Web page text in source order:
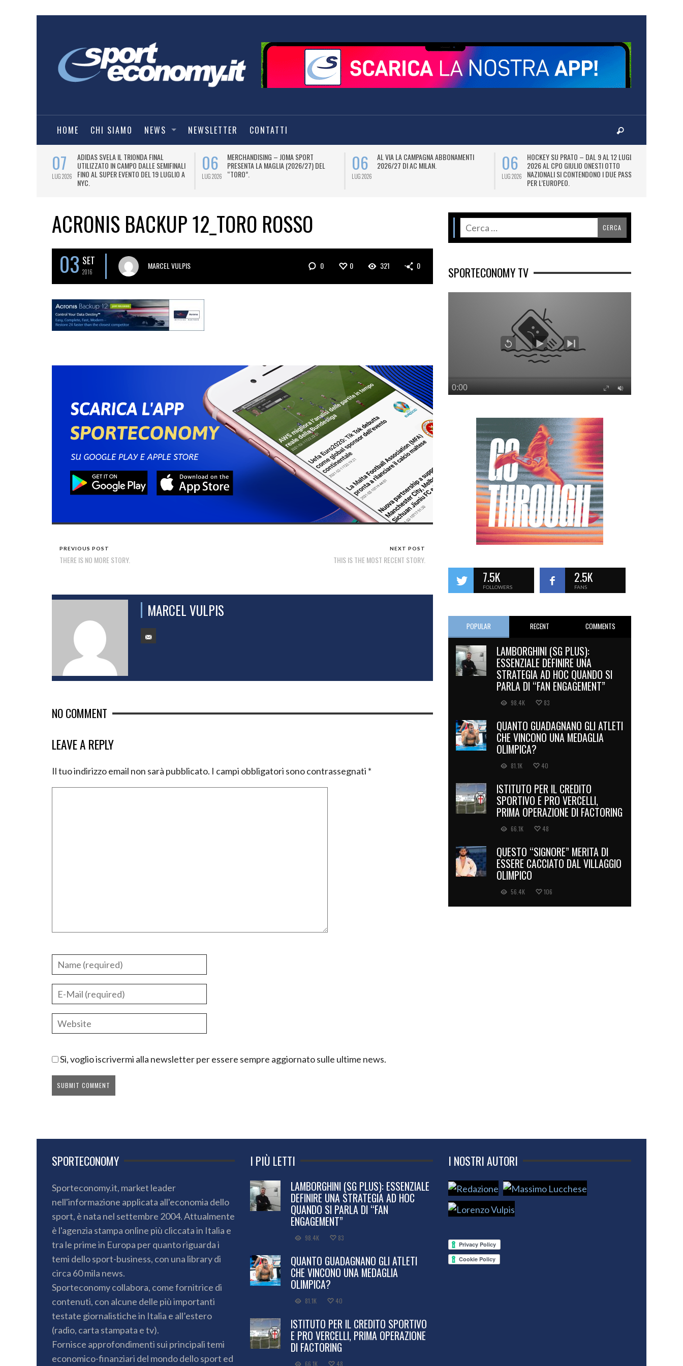
HOME CHI SIAMO NEWS NEWSLETTER CONTATTI
07
LUG 2026
ADIDAS SVELA IL TRIONDA FINAL
UTILIZZATO IN CAMPO DALLE SEMIFINALI
FINO AL SUPER EVENTO DEL 19 LUGLIO A
NYC.
06
LUG 2026
MERCHANDISING – JOMA SPORT
PRESENTA LA MAGLIA (2026/27) DEL
“TORO”.
06
LUG 2026
AL VIA LA CAMPAGNA ABBONAMENTI
2026/27 DI AC MILAN.
06
LUG 2026
HOCKEY SU PRATO – DAL 9 AL 12 LUGLIO
2026 AL CPO GIULIO ONESTI OTTO
NAZIONALI SI CONTENDONO I DUE PASS
PER L’EUROPEO.
ACRONIS BACKUP 12_TORO ROSSO
03 SET
2016
MARCEL VULPIS 0 0 321 0
PREVIOUS POST
THERE IS NO MORE STORY.
NEXT POST
THIS IS THE MOST RECENT STORY.
MARCEL VULPIS
NO COMMENT
LEAVE A REPLY
Il tuo indirizzo email non sarà pubblicato. I campi obbligatori sono contrassegnati *
Sì, voglio iscrivermi alla newsletter per essere sempre aggiornato sulle ultime news.
SPORTECONOMY TV
7.5K
FOLLOWERS
2.5K
FANS
POPULAR RECENT COMMENTS
LAMBORGHINI (SG PLUS):
ESSENZIALE DEFINIRE UNA
STRATEGIA AD HOC QUANDO SI
PARLA DI “FAN ENGAGEMENT”
98.4K 83
QUANTO GUADAGNANO GLI ATLETI
CHE VINCONO UNA MEDAGLIA
OLIMPICA?
81.1K 40
ISTITUTO PER IL CREDITO
SPORTIVO E PRO VERCELLI,
PRIMA OPERAZIONE DI FACTORING
66.1K 48
QUESTO “SIGNORE” MERITA DI
ESSERE CACCIATO DAL VILLAGGIO
OLIMPICO
56.4K 106
SPORTECONOMY
Sporteconomy.it, market leader
nell'informazione applicata all'economia dello
sport, è nata nel settembre 2004. Attualmente
è l'agenzia stampa online più cliccata in Italia e
tra le prime in Europa per quanto riguarda i
temi dello sport-business, con una library di
circa 60 mila news.
Sporteconomy collabora, come fornitrice di
contenuti, con alcune delle più importanti
testate giornalistiche in Italia e all’estero
(radio, carta stampata e tv).
Fornisce approfondimenti sui principali temi
economico-finanziari del mondo dello sport ed
I PIÙ LETTI
LAMBORGHINI (SG PLUS): ESSENZIALE
DEFINIRE UNA STRATEGIA AD HOC
QUANDO SI PARLA DI “FAN
ENGAGEMENT”
98.4K 83
QUANTO GUADAGNANO GLI ATLETI
CHE VINCONO UNA MEDAGLIA
OLIMPICA?
81.1K 40
ISTITUTO PER IL CREDITO SPORTIVO
E PRO VERCELLI, PRIMA OPERAZIONE
DI FACTORING
66.1K 48
I NOSTRI AUTORI